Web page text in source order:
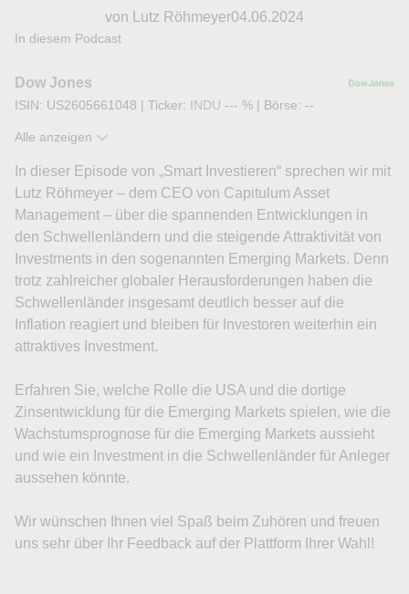
von Lutz Röhmeyer04.06.2024
In diesem Podcast
Dow Jones
ISIN: US2605661048 | Ticker: INDU --- % | Börse: --
Alle anzeigen
In dieser Episode von „Smart Investieren“ sprechen wir mit
Lutz Röhmeyer – dem CEO von Capitulum Asset
Management – über die spannenden Entwicklungen in
den Schwellenländern und die steigende Attraktivität von
Investments in den sogenannten Emerging Markets. Denn
trotz zahlreicher globaler Herausforderungen haben die
Schwellenländer insgesamt deutlich besser auf die
Inflation reagiert und bleiben für Investoren weiterhin ein
attraktives Investment.
Erfahren Sie, welche Rolle die USA und die dortige
Zinsentwicklung für die Emerging Markets spielen, wie die
Wachstumsprognose für die Emerging Markets aussieht
und wie ein Investment in die Schwellenländer für Anleger
aussehen könnte.
Wir wünschen Ihnen viel Spaß beim Zuhören und freuen
uns sehr über Ihr Feedback auf der Plattform Ihrer Wahl!